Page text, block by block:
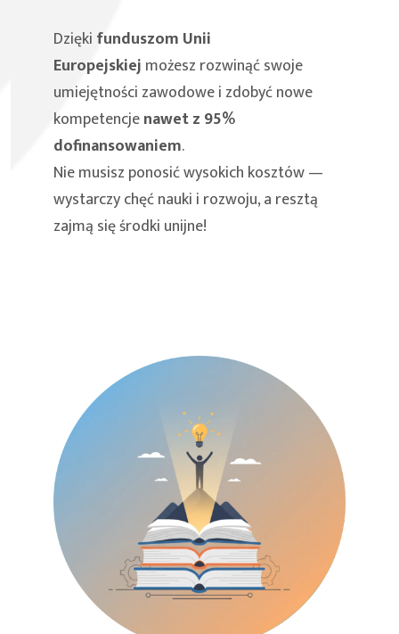
Dzięki funduszom Unii
Europejskiej możesz rozwinąć swoje
umiejętności zawodowe i zdobyć nowe
kompetencjenawet z 95%
dofinansowaniem.
Nie musisz ponosić wysokich kosztów —
wystarczy chęć nauki i rozwoju, a resztą
zajmą się środki unijne!